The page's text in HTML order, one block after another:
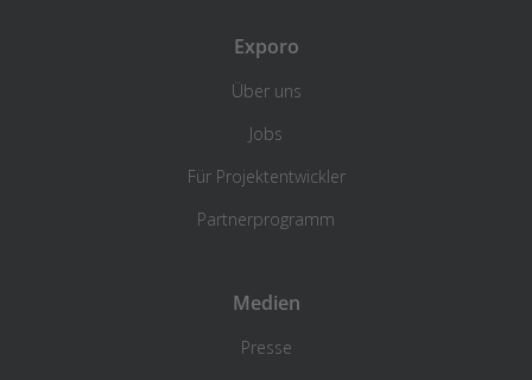
Exporo
Über uns
Jobs
Für Projektentwickler
Partnerprogramm
Medien
Presse